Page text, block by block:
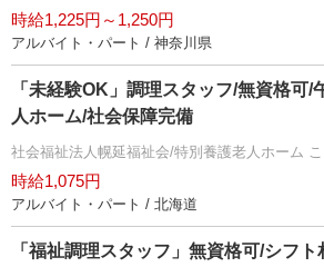
時給1,225円～1,250円
アルバイト・パート / 神奈川県
「未経験OK」調理スタッフ/無資格可/
人ホーム/社会保障完備
社会福祉法人幌延福祉会/特別養護老人ホーム
時給1,075円
アルバイト・パート / 北海道
「福祉調理スタッフ」無資格可/シフ